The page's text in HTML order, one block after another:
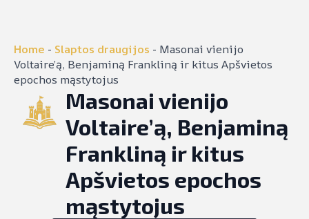
Home - Slaptos draugijos - Masonai vienijo
Voltaire’ą, Benjaminą Frankliną ir kitus Apšvietos
epochos mąstytojus
Masonai vienijo
Voltaire’ą, Benjaminą
Frankliną ir kitus
Apšvietos epochos
mąstytojus